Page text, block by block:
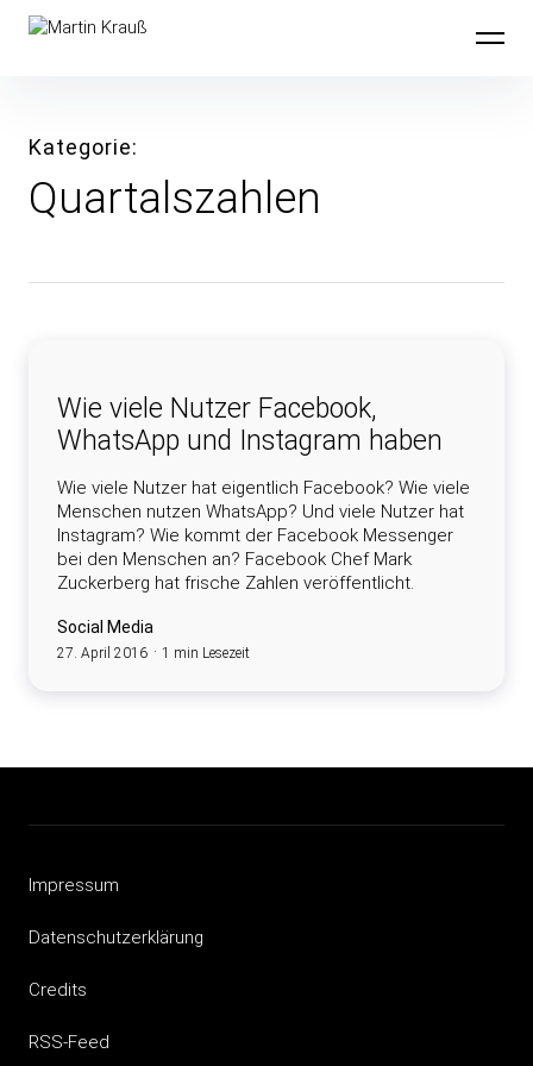
Inhalte
überspringen
Martin Krauß
Kategorie
Quartalszahlen
Wie viele Nutzer Facebook,
WhatsApp und Instagram haben
Wie viele Nutzer hat eigentlich Facebook? Wie viele
Menschen nutzen WhatsApp? Und viele Nutzer hat
Instagram? Wie kommt der Facebook Messenger
bei den Menschen an? Facebook Chef Mark
Zuckerberg hat frische Zahlen veröffentlicht.
Social Media
27. April 2016 1 min Lesezeit
Impressum
Datenschutzerklärung
Credits
RSS-Feed